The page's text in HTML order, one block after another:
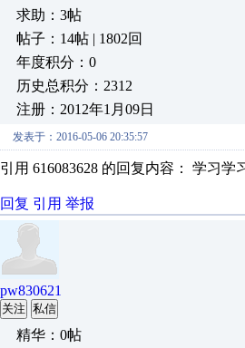
求助：3帖
帖子：14帖 | 1802回
年度积分：0
历史总积分：2312
注册：2012年1月09日
发表于：2016-05-06 20:35:57
引用 616083628 的回复内容： 学习学
回复 引用 举报
pw830621
关注 私信
精华：0帖